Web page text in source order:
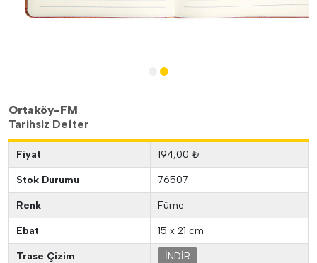
Ortaköy-FM
Tarihsiz Defter
Fiyat 194,00 ₺
Stok Durumu 76507
Renk Füme
Ebat 15 x 21 cm
Trase Çizim İNDİR